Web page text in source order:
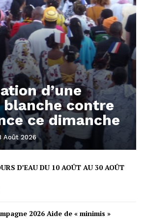
d’une
blanche contre
ce dimanche
Août 2026
D’EAU DU 10 AOÛT AU 30 AOÛT
2026 Aide de « minimis »